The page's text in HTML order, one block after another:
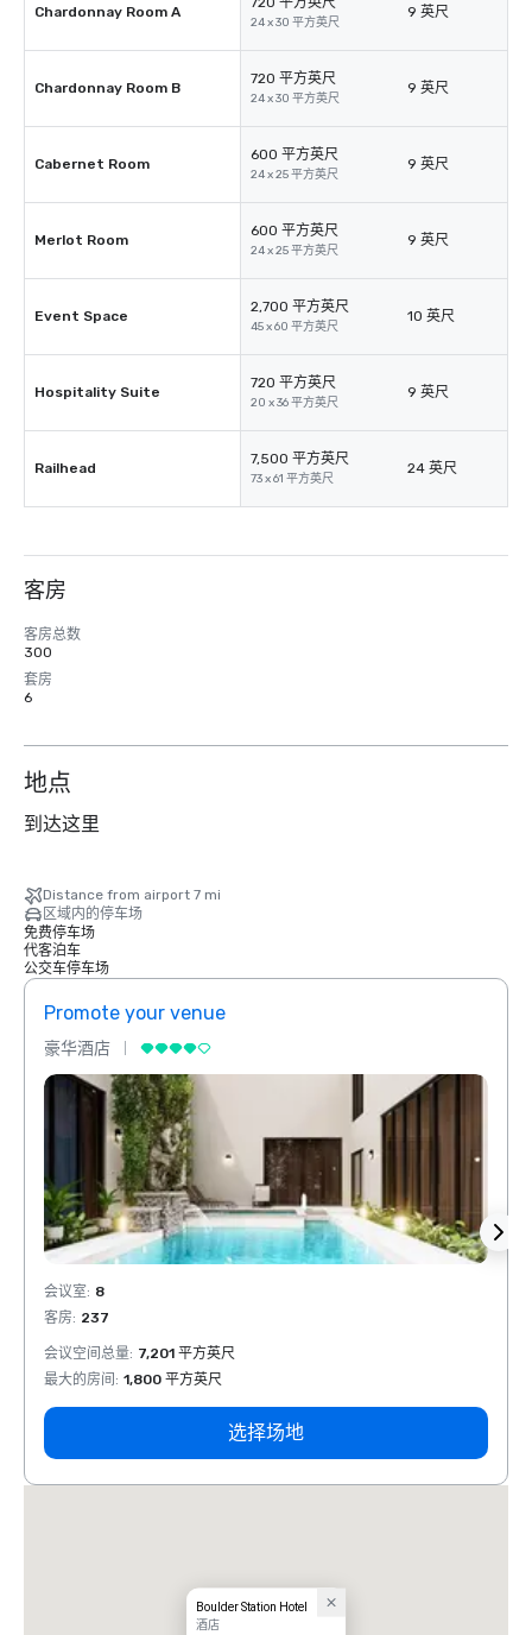
Chardonnay Room A
24 x 30 平方英尺
9 英尺
Chardonnay Room B
720 平方英尺
24 x 30 平方英尺
9 英尺
Cabernet Room
600 平方英尺
24 x 25 平方英尺
9 英尺
Merlot Room
600 平方英尺
24 x 25 平方英尺
9 英尺
Event Space
2,700 平方英尺
45 x 60 平方英尺
10 英尺
Hospitality Suite
720 平方英尺
20 x 36 平方英尺
9 英尺
Railhead
7,500 平方英尺
73 x 61 平方英尺
24 英尺
客房
客房总数
300
套房
6
地点
到达这里
Distance from airport 7 mi
区域内的停车场
免费停车场
代客泊车
公交车停车场
Promote your venue
豪华酒店
会议室: 8
客房: 237
会议空间总量: 7,201 平方英尺
最大的房间 : 1,800 平方英尺
选择场地
Boulder Station Hotel
酒店